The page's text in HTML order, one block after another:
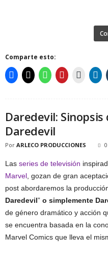
Comparte esto:
Daredevil: Sinopsis
Daredevil
Por ARLECO PRODUCCIONES 0
Las series de televisión
Marvel, gozan de gran
post abordaremos la
Daredevil” o simplemente
de género dramático y acción
se encuentra basada en la
Marvel Comics que lleva el